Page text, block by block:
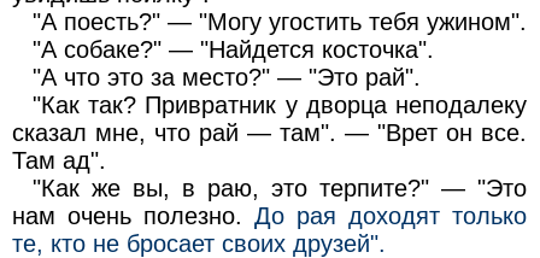
"А поесть?" — "Могу угостить тебя ужином".
"А собаке?" — "Найдется косточка".
"А что это за место?" — "Это рай".
"Как так? Привратник у дворца неподалеку
сказал мне, что рай — там". — "Врет он все.
Там ад".
"Как же вы, в раю, это терпите?" — "Это
нам очень полезно. До рая доходят только
те, кто не бросает своих друзей".